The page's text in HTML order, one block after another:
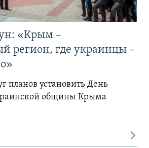
«Крым –
регион, где украинцы –
планов установить День
общины Крыма